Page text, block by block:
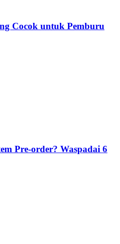
Cocok untuk Pemburu
Pre-order? Waspadai 6